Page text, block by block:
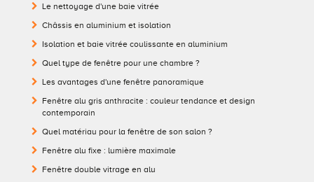
Le nettoyage d'une baie vitrée
Châssis en aluminium et isolation
Isolation et baie vitrée coulissante en aluminium
Quel type de fenêtre pour une chambre ?
Les avantages d'une fenêtre panoramique
Fenêtre alu gris anthracite : couleur tendance et design
contemporain
Quel matériau pour la fenêtre de son salon ?
Fenêtre alu fixe : lumière maximale
Fenêtre double vitrage en alu